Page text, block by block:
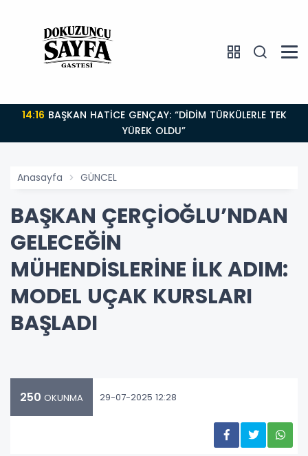
14:16
YÜREK OLDU”
Anasayfa GÜNCEL
BAŞKAN ÇERÇİOĞLU’NDAN
GELECEĞİN
MÜHENDİSLERİNE İLK ADIM:
MODEL UÇAK KURSLARI
BAŞLADI
250 OKUNMA 29-07-2025 12:28